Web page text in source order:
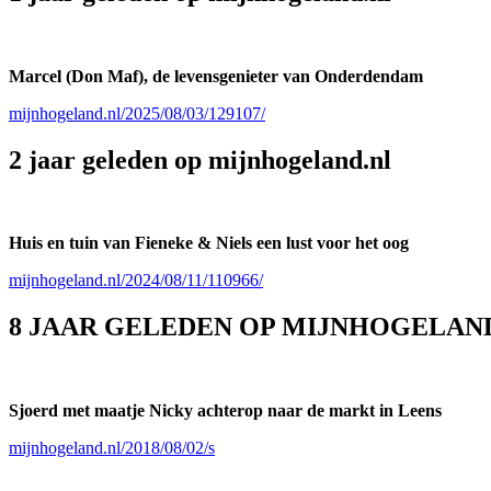
Marcel (Don Maf), de levensgenieter van Onderdendam
mijnhogeland.nl/2025/08/03/129107/
2 jaar geleden op mijnhogeland.nl
Huis en tuin van Fieneke & Niels een lust voor het oog
mijnhogeland.nl/2024/08/11/110966/
8 JAAR GELEDEN OP
Sjoerd met maatje Nicky achterop naar de markt in Leens
mijnhogeland.nl/2018/08/02/s